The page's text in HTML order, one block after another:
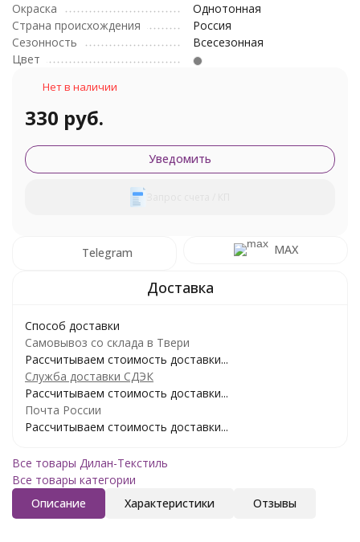
Окраска
Однотонная
Страна происхождения
Россия
Сезонность
Всесезонная
Цвет
Нет в наличии
330 руб.
Уведомить
Telegram MAX
Способ доставки
Самовывоз со склада в Твери
Рассчитываем стоимость доставки...
Служба доставки СДЭК
Рассчитываем стоимость доставки...
Почта России
Рассчитываем стоимость доставки...
Все товары Дилан-Текстиль
Все товары категории
Описание
Характеристики Отзывы